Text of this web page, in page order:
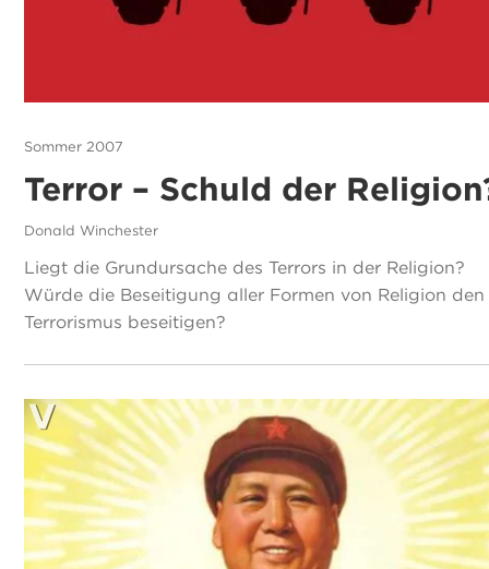
Sommer 2007
Terror – Schuld der
Donald Winchester
Liegt die Grundursache des Terrors in der Religion?
Würde die Beseitigung aller Formen von Religion den
Terrorismus beseitigen?